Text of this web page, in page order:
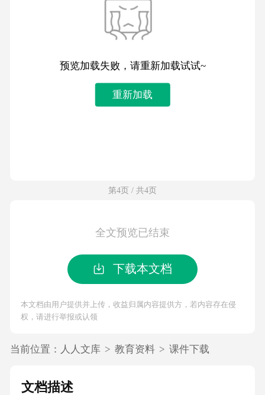
预览加载失败，请重新加载试试~
重新加载
第4页 / 共4页
全文预览已结束
下载本文档
本文档由用户提供并上传，收益归属内容提供方，若内容存在侵
权，请进行举报或认领
当前位置： 人人文库 > 教育资料 > 课件下载
文档描述